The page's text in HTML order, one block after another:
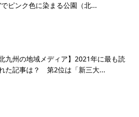
でピンク色に染まる公園（北...
北九州の地域メディア】2021年に最も読
た記事は？ 第2位は「新三大...